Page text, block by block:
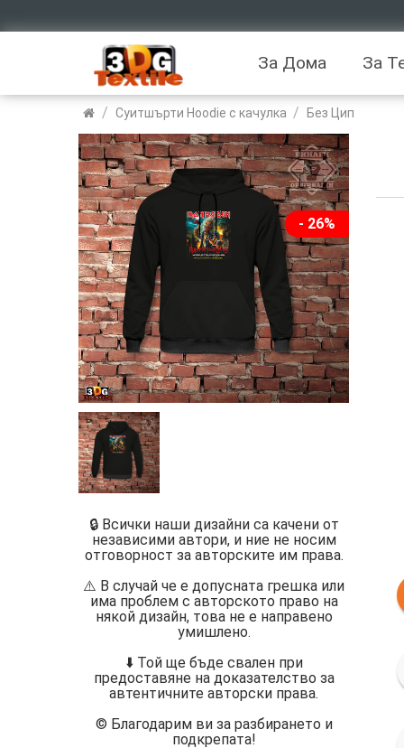
За Дома За
/ Суитшърти Hoodie с качулка / Без Цип
- 26%
🔒 Всички наши дизайни са качени от
независими автори, и ние не носим
отговорност за авторските им права.
⚠️ В случай че е допусната грешка или
има проблем с авторското право на
някой дизайн, това не е направено
умишлено.
⬇️ Той ще бъде свален при
предоставяне на доказателство за
автентичните авторски права.
©️ Благодарим ви за разбирането и
подкрепата!